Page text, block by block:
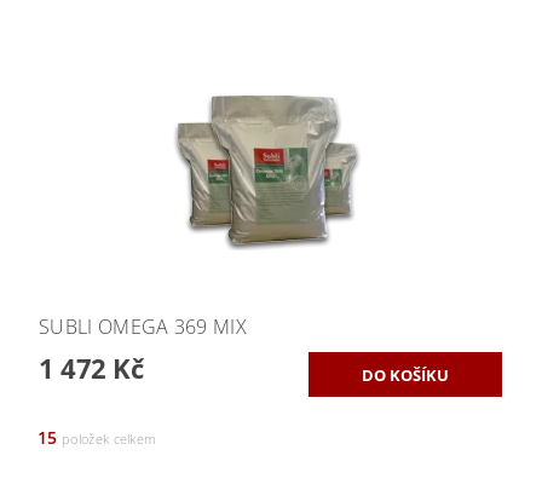
SUBLI OMEGA 369 MIX
1 472 Kč
15 položek celkem